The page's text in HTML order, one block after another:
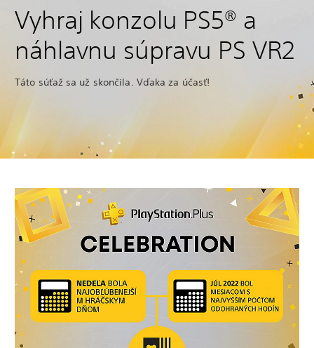
Vyhraj konzolu PS5® a
náhlavnu súpravu PS VR2
Táto súťaž sa už skončila. Vďaka za účasť!